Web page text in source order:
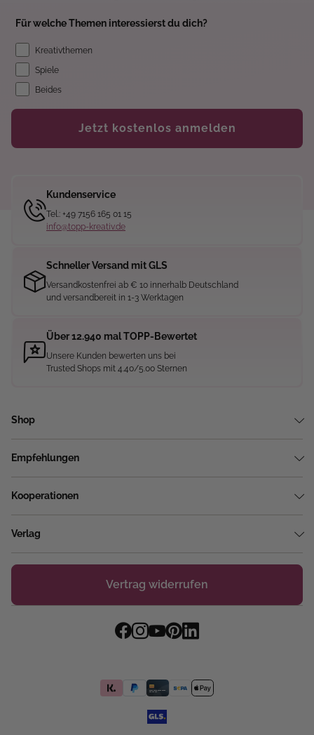
Für welche Themen interessierst du dich?
Kreativthemen
Spiele
Beides
Jetzt kostenlos anmelden
Kundenservice
Tel.: +49 7156 165 01 15
info@topp-kreativ.de
Schneller Versand mit GLS
Versandkostenfrei ab € 10 innerhalb Deutschland
und versandbereit in 1-3 Werktagen
Über 12.940 mal TOPP-Bewertet
Unsere Kunden bewerten uns bei
Trusted Shops mit 4.40/5.00 Sternen
Shop
Empfehlungen
Kooperationen
Verlag
Vertrag widerrufen